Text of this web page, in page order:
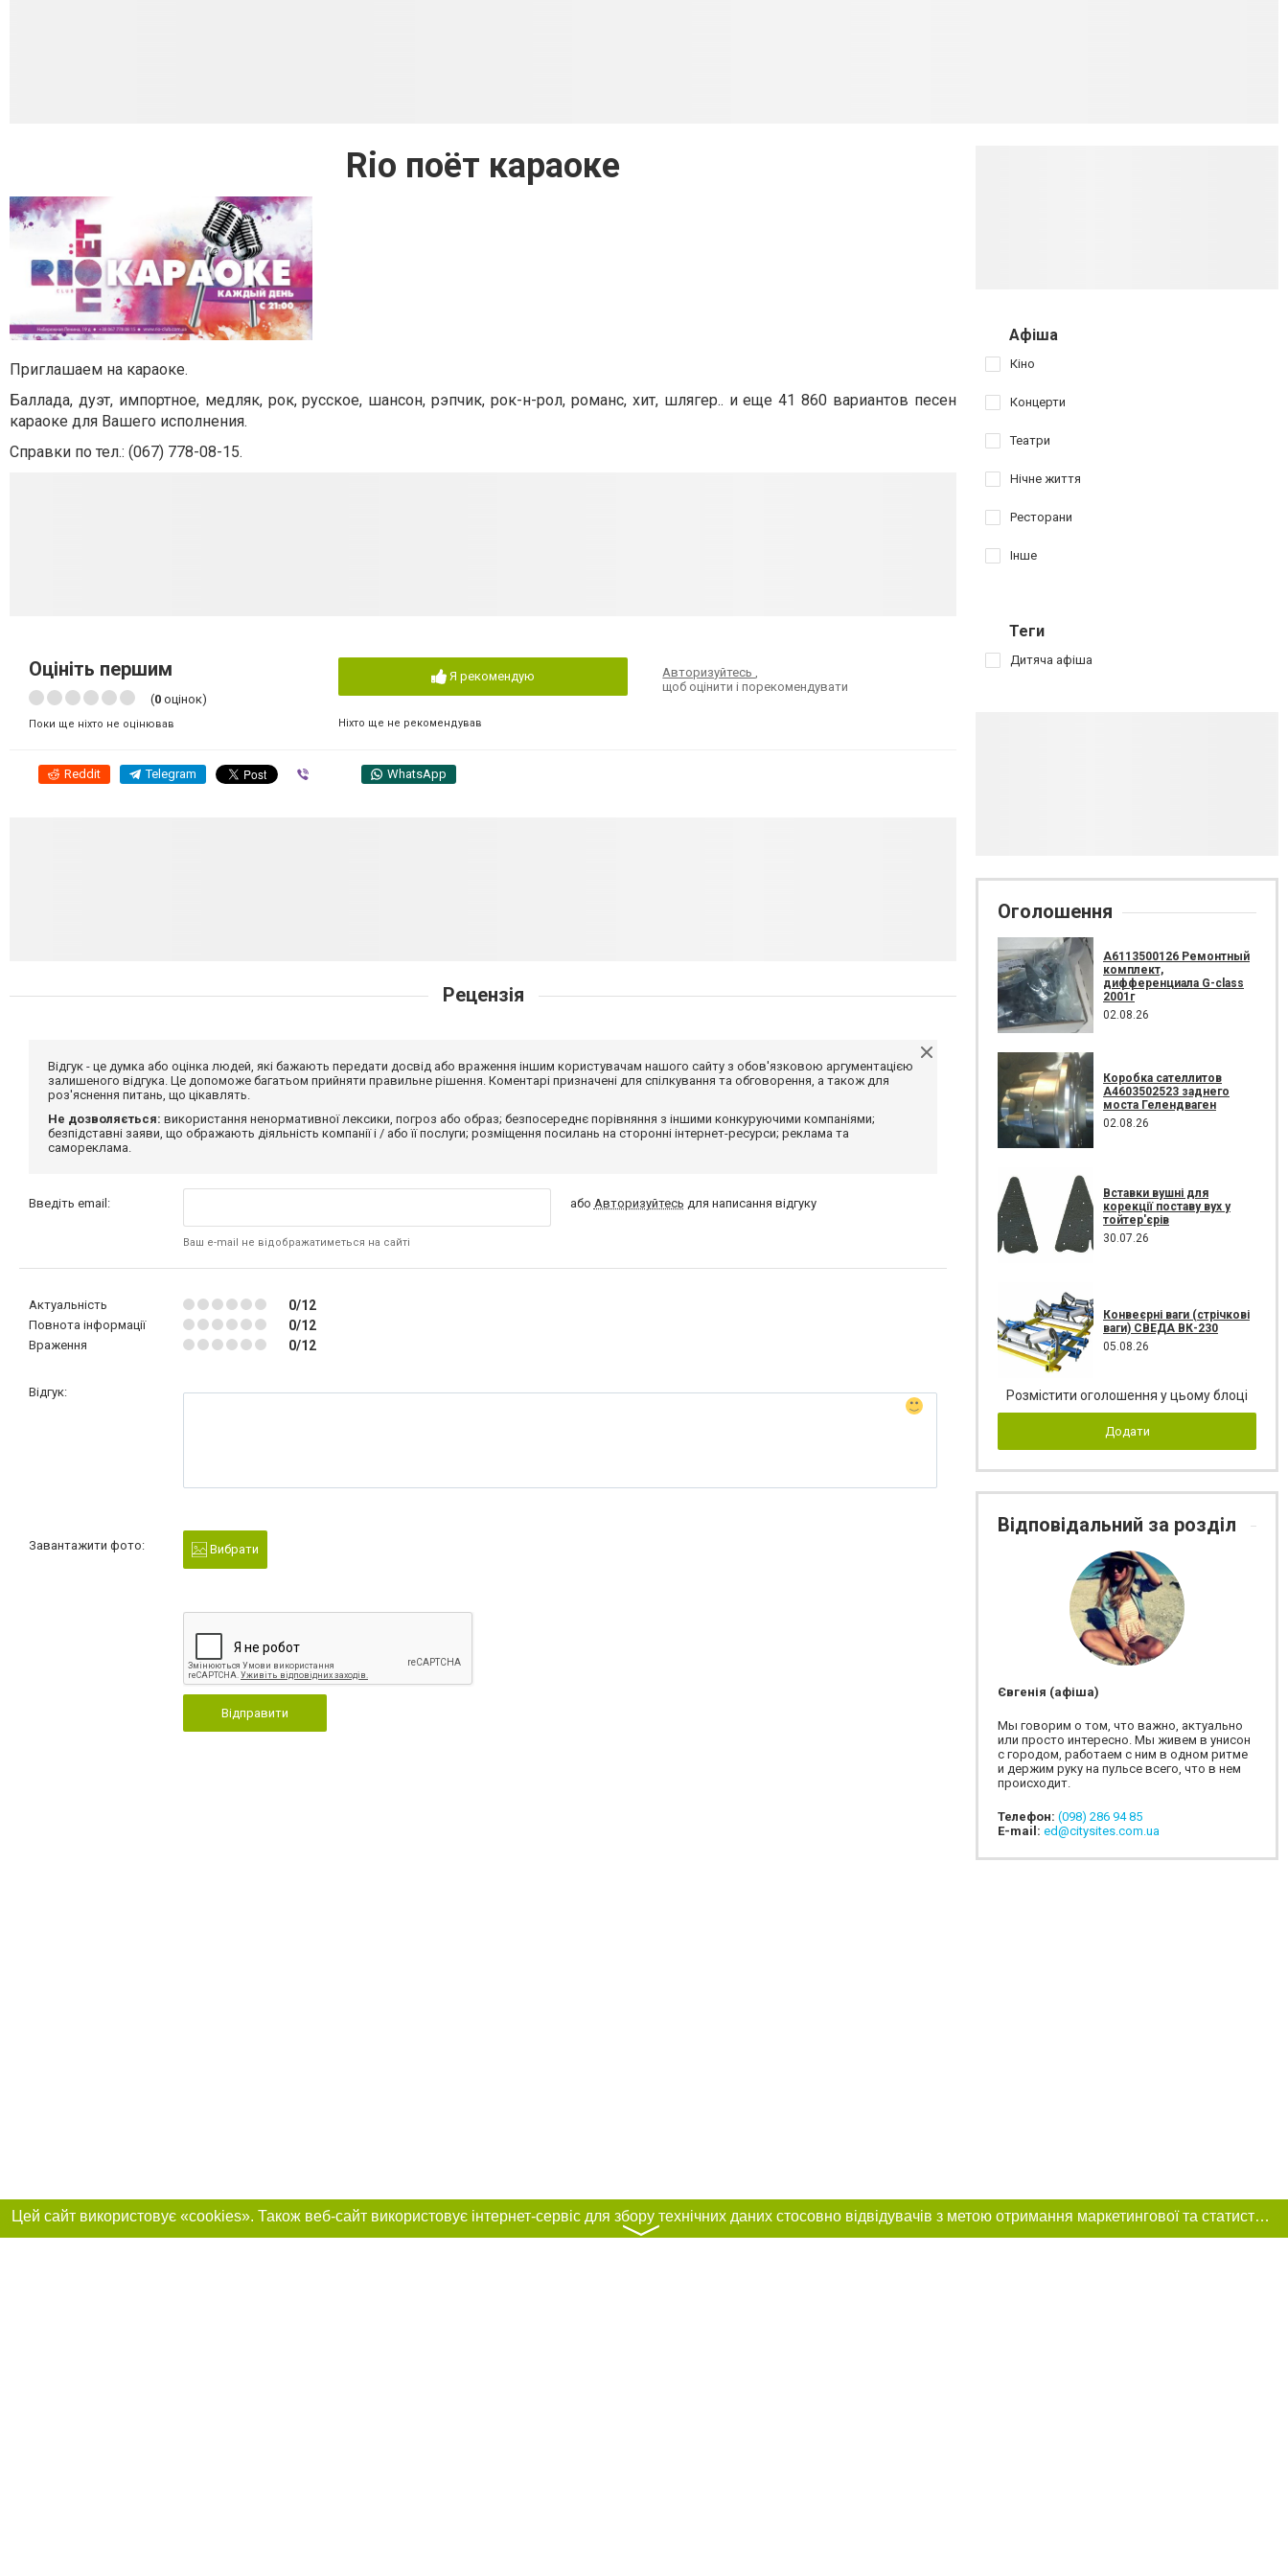
Rio поёт караоке
Приглашаем на караоке.
Баллада, дуэт, импортное, медляк, рок, русское, шансон, рэпчик, рок-н-рол, романс, хит, шлягер.. и еще 41 860 вариантов песен
караоке для Вашего исполнения.
Справки по тел.: (067) 778-08-15.
Оцініть першим
(0 оцінок)
Поки ще ніхто не оцінював
Я рекомендую
Ніхто ще не рекомендував
Авторизуйтесь
щоб оцінити і порекомендувати
Reddit Telegram WhatsApp
Рецензія
Відгук - це думка або оцінка людей, які бажають передати досвід або враження іншим користувачам нашого сайту з обов'язковою аргументацією
залишеного відгука. Це допоможе багатьом прийняти правильне рішення. Коментарі призначені для спілкування та обговорення, а також для
роз'яснення питань, що цікавлять.
Не дозволяється: використання ненормативної лексики, погроз або образ; безпосереднє порівняння з іншими конкуруючими компаніями;
безпідставні заяви, що ображають діяльність компанії і / або її послуги; розміщення посилань на сторонні інтернет-ресурси; реклама та
самореклама.
Введіть email:
Ваш e-mail не відображатиметься на сайті
або Авторизуйтесь для написання відгуку
Актуальність 0/12
Повнота інформації 0/12
Враження 0/12
Відгук:
Завантажити фото: Вибрати
Відправити
Афіша
Кіно
Концерти
Театри
Нічне життя
Ресторани
Інше
Теги
Дитяча афіша
Оголошення
A6113500126 Ремонтный
комплект,
дифференциала G-class
2001г
02.08.26
Коробка сателлитов
A4603502523 заднего
моста Гелендваген
02.08.26
Вставки вушні для
корекції поставу вух у
тойтер'єрів
30.07.26
Конвеєрні ваги (стрічкові
ваги) СВЕДА ВК-230
05.08.26
Розмістити оголошення у цьому блоці
Додати
Відповідальний за розділ
Євгенія (афіша)
Мы говорим о том, что важно, актуально
или просто интересно. Мы живем в унисон
с городом, работаем с ним в одном ритме
и держим руку на пульсе всего, что в нем
происходит.
Телефон: (098) 286 94 85
E-mail: ed@citysites.com.ua
Цей сайт використовує «cookies». Також веб-сайт використовує інтернет-сервіс для збору технічних даних стосовно відвідувачів з метою отримання маркетингової та статистичної інформації. Умови обробки даних відвідувачів сайту див.
〉